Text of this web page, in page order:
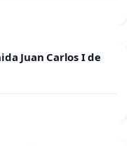
Juan Carlos I de